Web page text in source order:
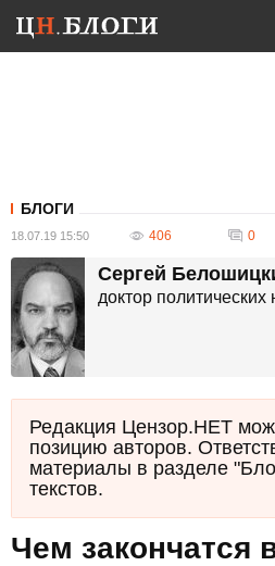
БЛОГИ
18.07.19 15:50 406 0
Сергей
доктор политических
Редакция Цензор.НЕТ
позицию авторов.
материалы в разделе
текстов.
Чем закончатся